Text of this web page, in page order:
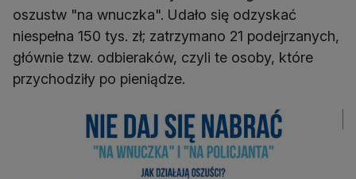
oszustw "na wnuczka". Udało się odzyskać
niespełna 150 tys. zł; zatrzymano 21 podejrzanych,
głównie tzw. odbieraków, czyli te osoby, które
przychodziły po pieniądze.